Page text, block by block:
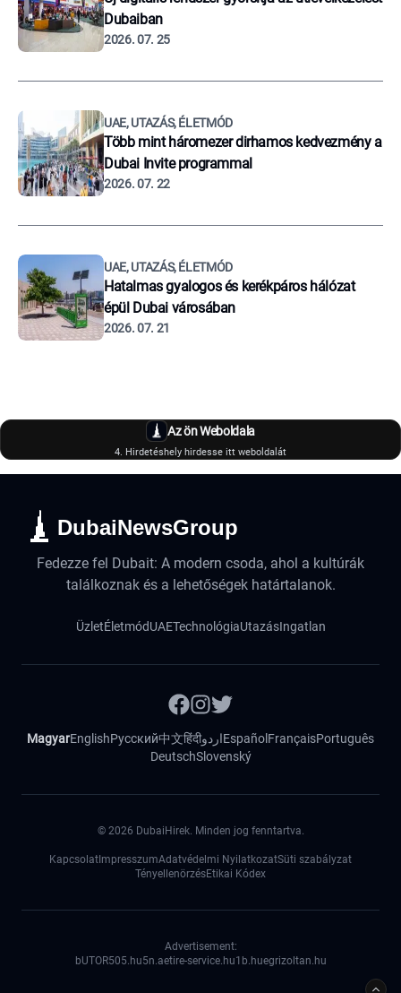
Dubaiban
2026. 07. 25
UAE, UTAZÁS, ÉLETMÓD
Több mint háromezer dirhamos kedvezmény a
Dubai Invite programmal
2026. 07. 22
UAE, UTAZÁS, ÉLETMÓD
Hatalmas gyalogos és kerékpáros hálózat
épül Dubai városában
2026. 07. 21
Az ön Weboldala
4. Hirdetéshely hirdesse itt weboldalát
DubaiNewsGroup
Fedezze fel Dubait: A modern csoda, ahol a kultúrák
találkoznak és a lehetőségek határtalanok.
ÜzletÉletmódUAETechnológiaUtazásIngatlan
MagyarEnglishРусский中文हिंदीاردوEspañol FrançaisPortuguês
DeutschSlovenský
© 2026 DubaiHirek. Minden jog fenntartva.
Kapcsolat ImpresszumAdatvédelmi NyilatkozatSüti szabályzat
TényellenörzésEtikai Kódex
Advertisement:
bUTOR505.hu5n.aetire-service.hu1b.huegrizoltan.hu